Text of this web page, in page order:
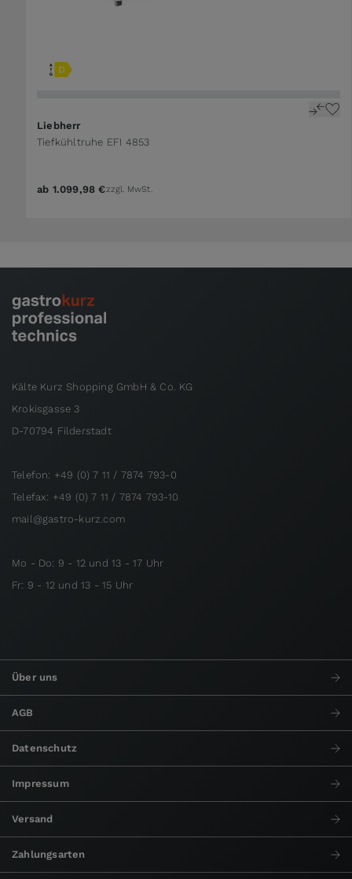
Liebherr
Tiefkühltruhe EFI 4853
ab 1.099,98 €zzgl. MwSt.
Kälte Kurz Shopping GmbH & Co. KG
Krokisgasse 3
D-70794 Filderstadt
Telefon: +49 (0) 7 11 / 7874 793-0
Telefax: +49 (0) 7 11 / 7874 793-10
mail@gastro-kurz.com
Mo - Do: 9 - 12 und 13 - 17 Uhr
Fr: 9 - 12 und 13 - 15 Uhr
Über uns
AGB
Datenschutz
Impressum
Versand
Zahlungsarten